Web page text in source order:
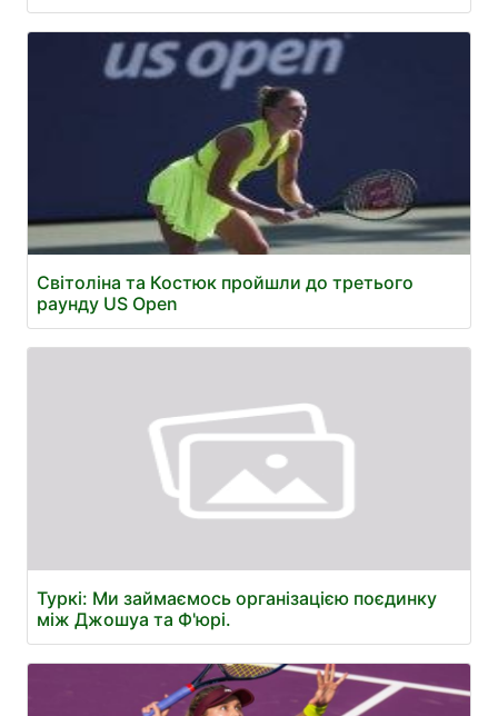
Світоліна та Костюк пройшли до третього
раунду US Open
Туркі: Ми займаємось організацією поєдинку
між Джошуа та Ф'юрі.